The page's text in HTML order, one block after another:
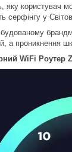
яку користувач
серфінгу у
а проникнення
WiFi Роутер